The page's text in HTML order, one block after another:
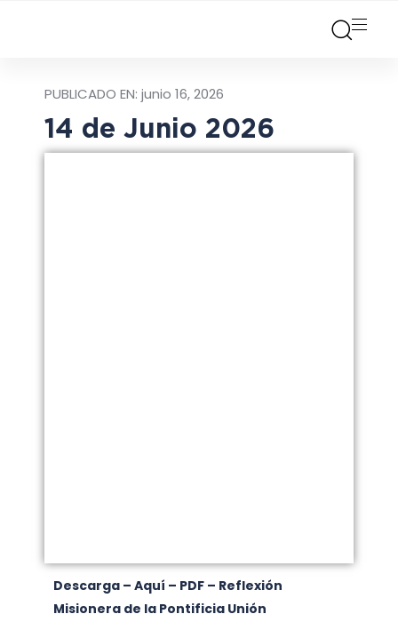
PUBLICADO EN: junio 16, 2026
14 de Junio 2026
Descarga – Aquí – PDF – Reflexión
Misionera de la Pontificia Unión